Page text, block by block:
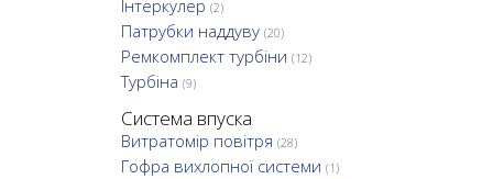
Інтеркулер (2)
Патрубки наддуву (20)
Ремкомплект турбіни (12)
Турбіна (9)
Система впуска
Витратомір повітря (28)
Гофра вихлопної системи (1)